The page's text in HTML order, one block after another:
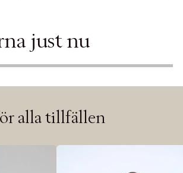
just nu
alla tillfällen